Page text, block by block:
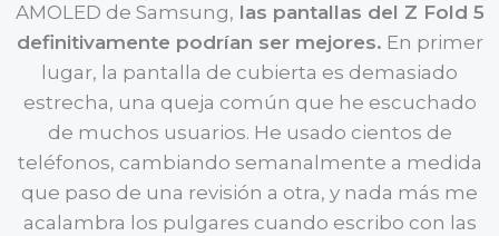
AMOLED de Samsung, las pantallas del Z Fold 5
definitivamente podrían ser mejores. En primer
lugar, la pantalla de cubierta es demasiado
estrecha, una queja común que he escuchado
de muchos usuarios. He usado cientos de
teléfonos, cambiando semanalmente a medida
que paso de una revisión a otra, y nada más me
acalambra los pulgares cuando escribo con las